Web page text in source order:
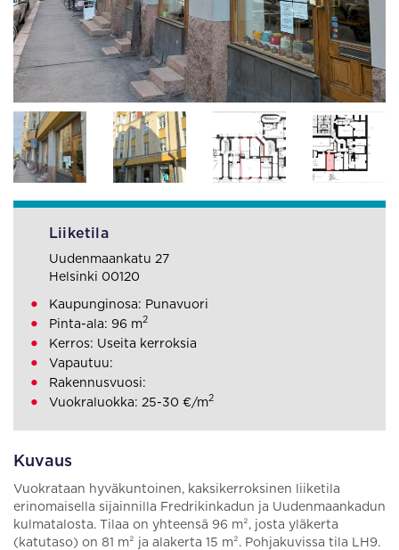
Kuvaus
Vuokrataan hyväkuntoinen, kaksikerroksinen liiketila
erinomaisella sijainnilla Fredrikinkadun ja Uudenmaankadun
kulmatalosta. Tilaa on yhteensä 96 m², josta yläkerta
(katutaso) on 81 m² ja alakerta 15 m². Pohjakuvissa tila LH9.
Liiketila
Uudenmaankatu 27
Helsinki 00120
Kaupunginosa: Punavuori
Pinta-ala: 96 m2
Kerros: Useita kerroksia
Vapautuu:
Rakennusvuosi:
Vuokraluokka: 25-30 €/m2